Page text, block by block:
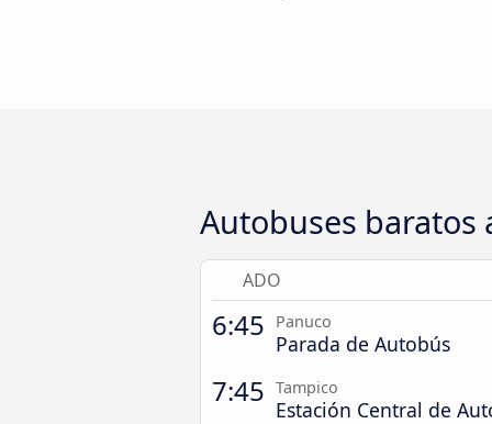
Autobuses baratos
ADO
6:45 Panuco
Parada de Autobús
7:45 Tampico
Estación Central de